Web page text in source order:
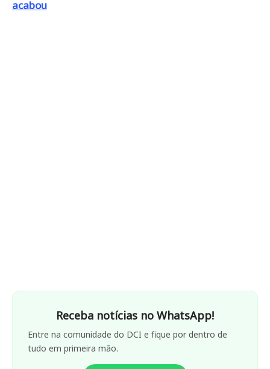
acabou
Receba notícias no WhatsApp!
Entre na comunidade do DCI e fique por dentro de
tudo em primeira mão.